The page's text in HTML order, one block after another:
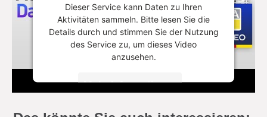
Dieser Service kann Daten zu Ihren
Aktivitäten sammeln. Bitte lesen Sie die
Details durch und stimmen Sie der Nutzung
des Service zu, um dieses Video
anzusehen.
Mehr Informationen
Akzeptieren